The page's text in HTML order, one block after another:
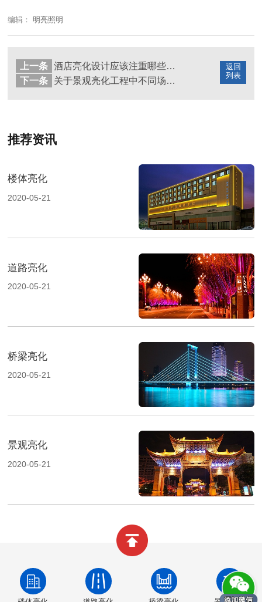
编辑： 明亮照明
返回
列表
上一条
酒店亮化设计应该注重哪些原则
下一条
关于景观亮化工程中不同场景照明手法介绍
推荐资讯
楼体亮化
2020-05-21
道路亮化
2020-05-21
桥梁亮化
2020-05-21
景观亮化
2020-05-21